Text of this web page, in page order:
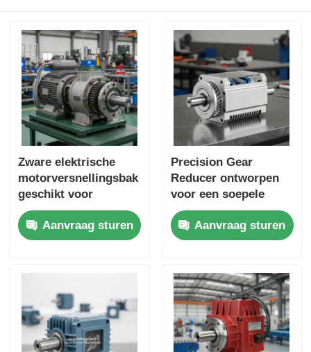
Zware elektrische
motorversnellingsbak
geschikt voor
industriële
toepassingen
Prestaties en
Aanvraag sturen
Precision Gear
Reducer ontworpen
voor een soepele
koppeloverdracht en
een lange levensduur
in industriële
Aanvraag sturen